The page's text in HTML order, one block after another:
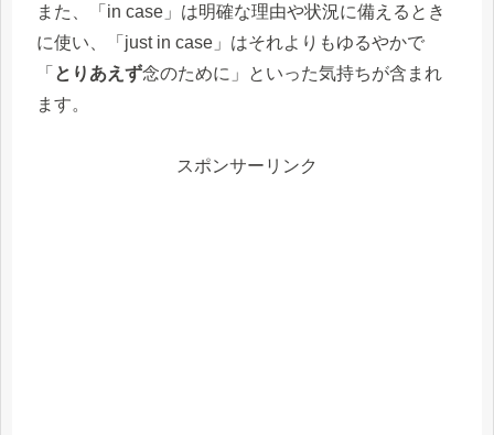
また、「in case」は明確な理由や状況に備えるとき
に使い、「just in case」はそれよりもゆるやかで
「 とりあえず念のために」といった気持ちが含まれ
ます。
スポンサーリンク